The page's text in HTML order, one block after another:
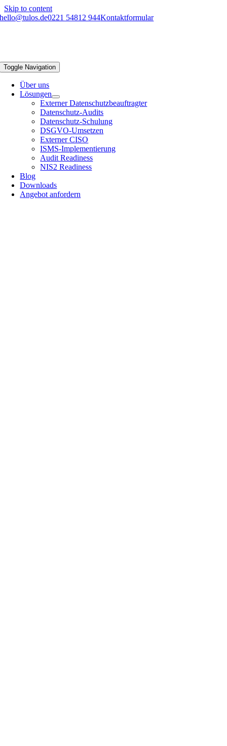
Skip to content
hello@tulos.de0221 54812 944Kontaktformular
Toggle Navigation
Über uns
Lösungen
Externer Datenschutzbeauftragter
Datenschutz-Audits
Datenschutz-Schulung
DSGVO-Umsetzen
Externer CISO
ISMS-Implementierung
Audit Readiness
NIS2 Readiness
Blog
Downloads
Angebot anfordern